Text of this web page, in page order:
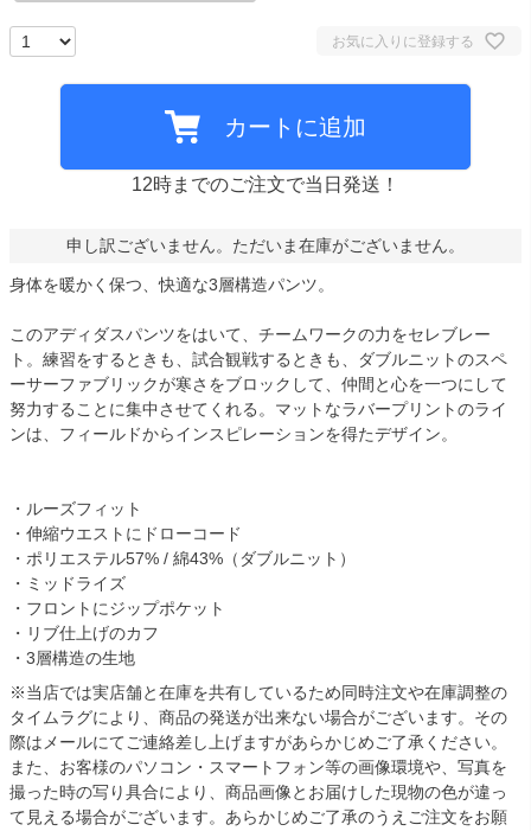
お気に入りに登録する
カートに追加
12時までのご注文で当日発送！
申し訳ございません。ただいま在庫がございません。
身体を暖かく保つ、快適な3層構造パンツ。
このアディダスパンツをはいて、チームワークの力をセレブレー
ト。練習をするときも、試合観戦するときも、ダブルニットのスペ
ーサーファブリックが寒さをブロックして、仲間と心を一つにして
努力することに集中させてくれる。マットなラバープリントのライ
ンは、フィールドからインスピレーションを得たデザイン。
・ルーズフィット
・伸縮ウエストにドローコード
・ポリエステル57% / 綿43%（ダブルニット）
・ミッドライズ
・フロントにジップポケット
・リブ仕上げのカフ
・3層構造の生地
※当店では実店舗と在庫を共有しているため同時注文や在庫調整の
タイムラグにより、商品の発送が出来ない場合がございます。その
際はメールにてご連絡差し上げますがあらかじめご了承ください。
また、お客様のパソコン・スマートフォン等の画像環境や、写真を
撮った時の写り具合により、商品画像とお届けした現物の色が違っ
て見える場合がございます。あらかじめご了承のうえご注文をお願